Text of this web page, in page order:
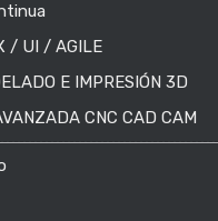
/ UI / AGILE
E IMPRESIÓN 3D
CNC CAD CAM